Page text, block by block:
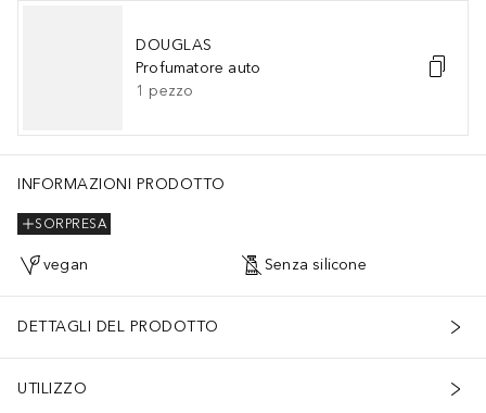
DOUGLAS
Profumatore auto
1 pezzo
INFORMAZIONI PRODOTTO
SORPRESA
vegan Senza silicone
DETTAGLI DEL PRODOTTO
UTILIZZO